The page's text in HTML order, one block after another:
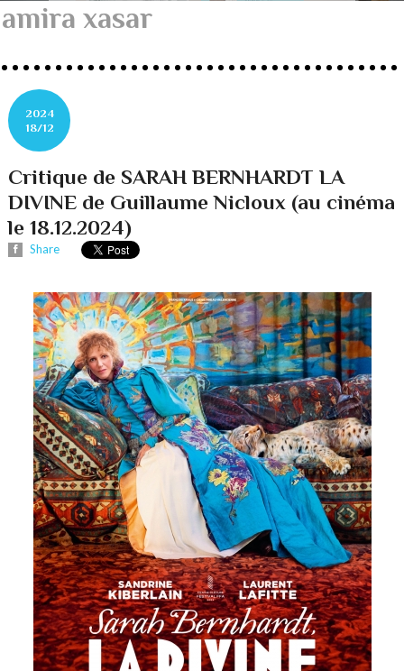
amira xasar
2024
18/12
Critique de SARAH BERNHARDT LA
DIVINE de Guillaume Nicloux (au cinéma
le 18.12.2024)
Share